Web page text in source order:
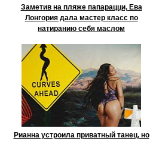
Заметив на пляже папарацци, Ева
Лонгория дала мастер класс по
натиранию себя маслом
Рианна устроила приватный танец, но